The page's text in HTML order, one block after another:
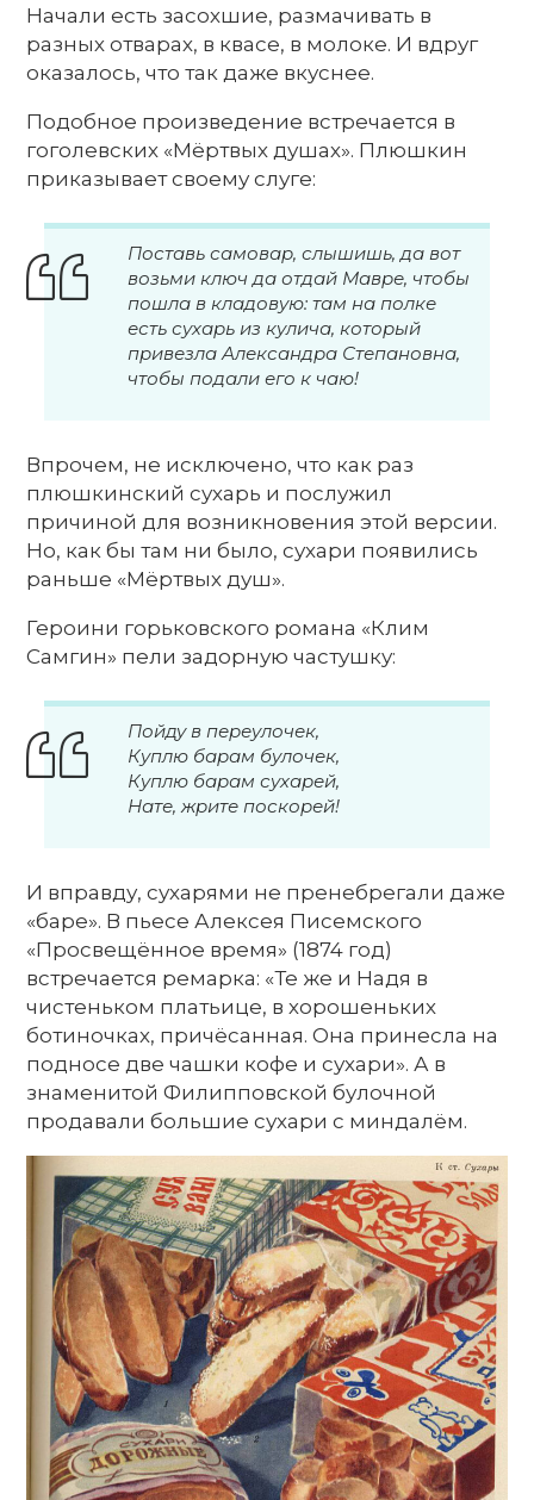
Начали есть засохшие, размачивать в
разных отварах, в квасе, в молоке. И вдруг
оказалось, что так даже вкуснее.
Подобное произведение встречается в
гоголевских «Мёртвых душах». Плюшкин
приказывает своему слуге:
Поставь самовар, слышишь, да вот
возьми ключ да отдай Мавре, чтобы
пошла в кладовую: там на полке
есть сухарь из кулича, который
привезла Александра Степановна,
чтобы подали его к чаю!
Впрочем, не исключено, что как раз
плюшкинский сухарь и послужил
причиной для возникновения этой версии.
Но, как бы там ни было, сухари появились
раньше «Мёртвых душ».
Героини горьковского романа «Клим
Самгин» пели задорную частушку:
Пойду в переулочек,
Куплю барам булочек,
Куплю барам сухарей,
Нате, жрите поскорей!
И вправду, сухарями не пренебрегали даже
«баре». В пьесе Алексея Писемского
«Просвещённое время» (1874 год)
встречается ремарка: «Те же и Надя в
чистеньком платьице, в хорошеньких
ботиночках, причёсанная. Она принесла на
подносе две чашки кофе и сухари». А в
знаменитой Филипповской булочной
продавали большие сухари с миндалём.